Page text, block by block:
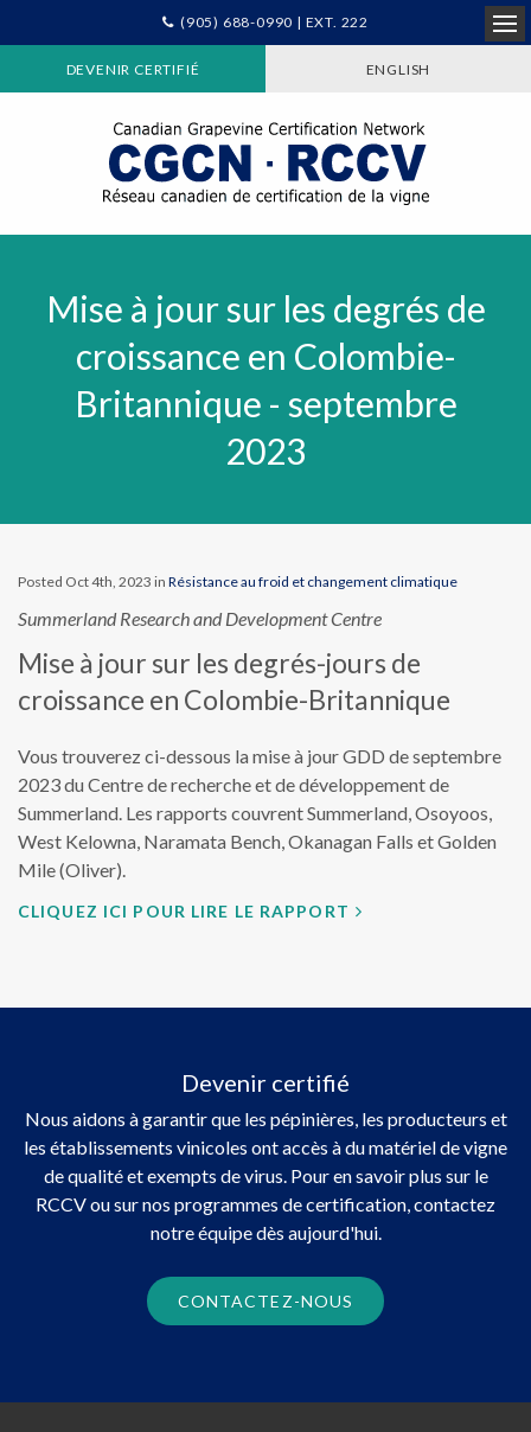
(905) 688-0990 | EXT. 222
DEVENIR CERTIFIÉ ENGLISH
Mise à jour sur les degrés de
croissance en Colombie-
Britannique - septembre
2023
Posted Oct 4th, 2023 in Résistance au froid et changement climatique
Summerland Research and Development Centre
Mise à jour sur les degrés-jours de
croissance en Colombie-Britannique
Vous trouverez ci-dessous la mise à jour GDD de septembre
2023 du Centre de recherche et de développement de
Summerland. Les rapports couvrent Summerland, Osoyoos,
West Kelowna, Naramata Bench, Okanagan Falls et Golden
Mile (Oliver).
CLIQUEZ ICI POUR LIRE LE RAPPORT
Devenir certifié
Nous aidons à garantir que les pépinières, les producteurs et
les établissements vinicoles ont accès à du matériel de vigne
de qualité et exempts de virus. Pour en savoir plus sur le
RCCV ou sur nos programmes de certification, contactez
notre équipe dès aujourd'hui.
CONTACTEZ-NOUS